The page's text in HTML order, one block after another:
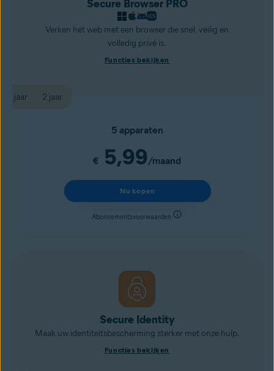
Secure Browser PRO
Verken het web met een browser die snel, veilig en
volledig privé is.
Functies bekijken
1 jaar 2 jaar
5 apparaten
€ 5,99/maand
Nu kopen
Abonnementsvoorwaarden
Secure Identity
Maak uw identiteitsbescherming sterker met onze hulp.
Functies bekijken